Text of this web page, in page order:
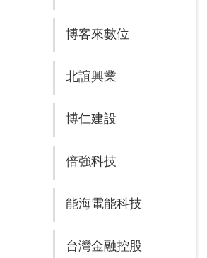
博客來數位
北誼興業
博仁建設
倍強科技
能海電能科技
台灣金融控股